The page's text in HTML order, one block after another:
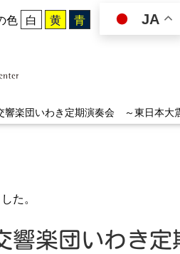
広報紙アリオスペーパー
キッズ☆アリぺ
色 JA
響楽団いわき定期演奏会 ～東日本大
た。
響楽団いわき